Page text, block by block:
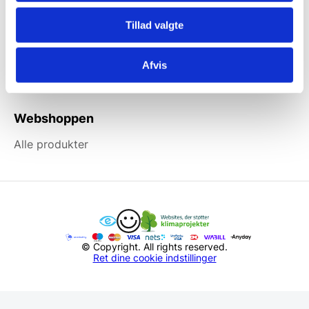
Tillad valgte
Afvis
Forside
Webshoppen
Alle produkter
© Copyright. All rights reserved.
Ret dine cookie indstillinger